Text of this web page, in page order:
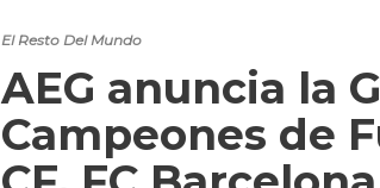
El Resto Del Mundo
AEG anuncia la
Campeones de